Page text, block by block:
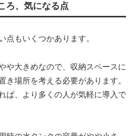
ろ、気になる点
点もいくつかあります。
や大きめなので、収納スペースに
き場所を考える必要があります。
ば、より多くの人が気軽に導入で